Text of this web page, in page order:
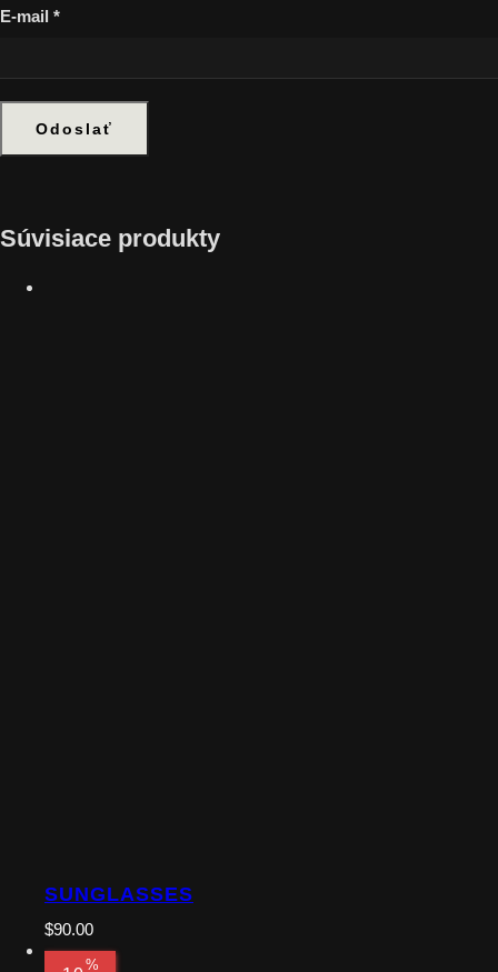
E-mail *
Súvisiace produkty
SUNGLASSES
$90.00
%